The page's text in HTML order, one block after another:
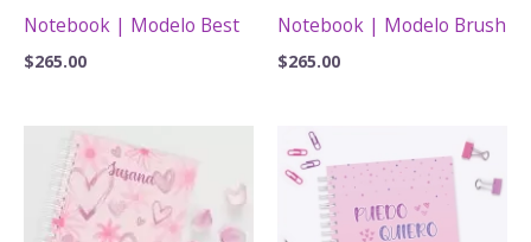
Notebook | Modelo Best
$265.00
Notebook | Modelo Brush
$265.00